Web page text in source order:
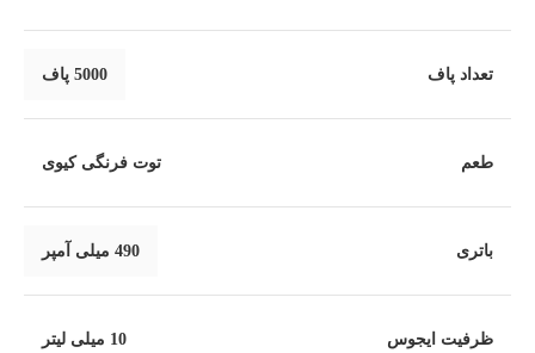
تعداد پاف 5000 پاف
طعم توت فرنگی کیوی
باتری 490 میلی آمپر
ظرفیت ایجوس 10 میلی لیتر